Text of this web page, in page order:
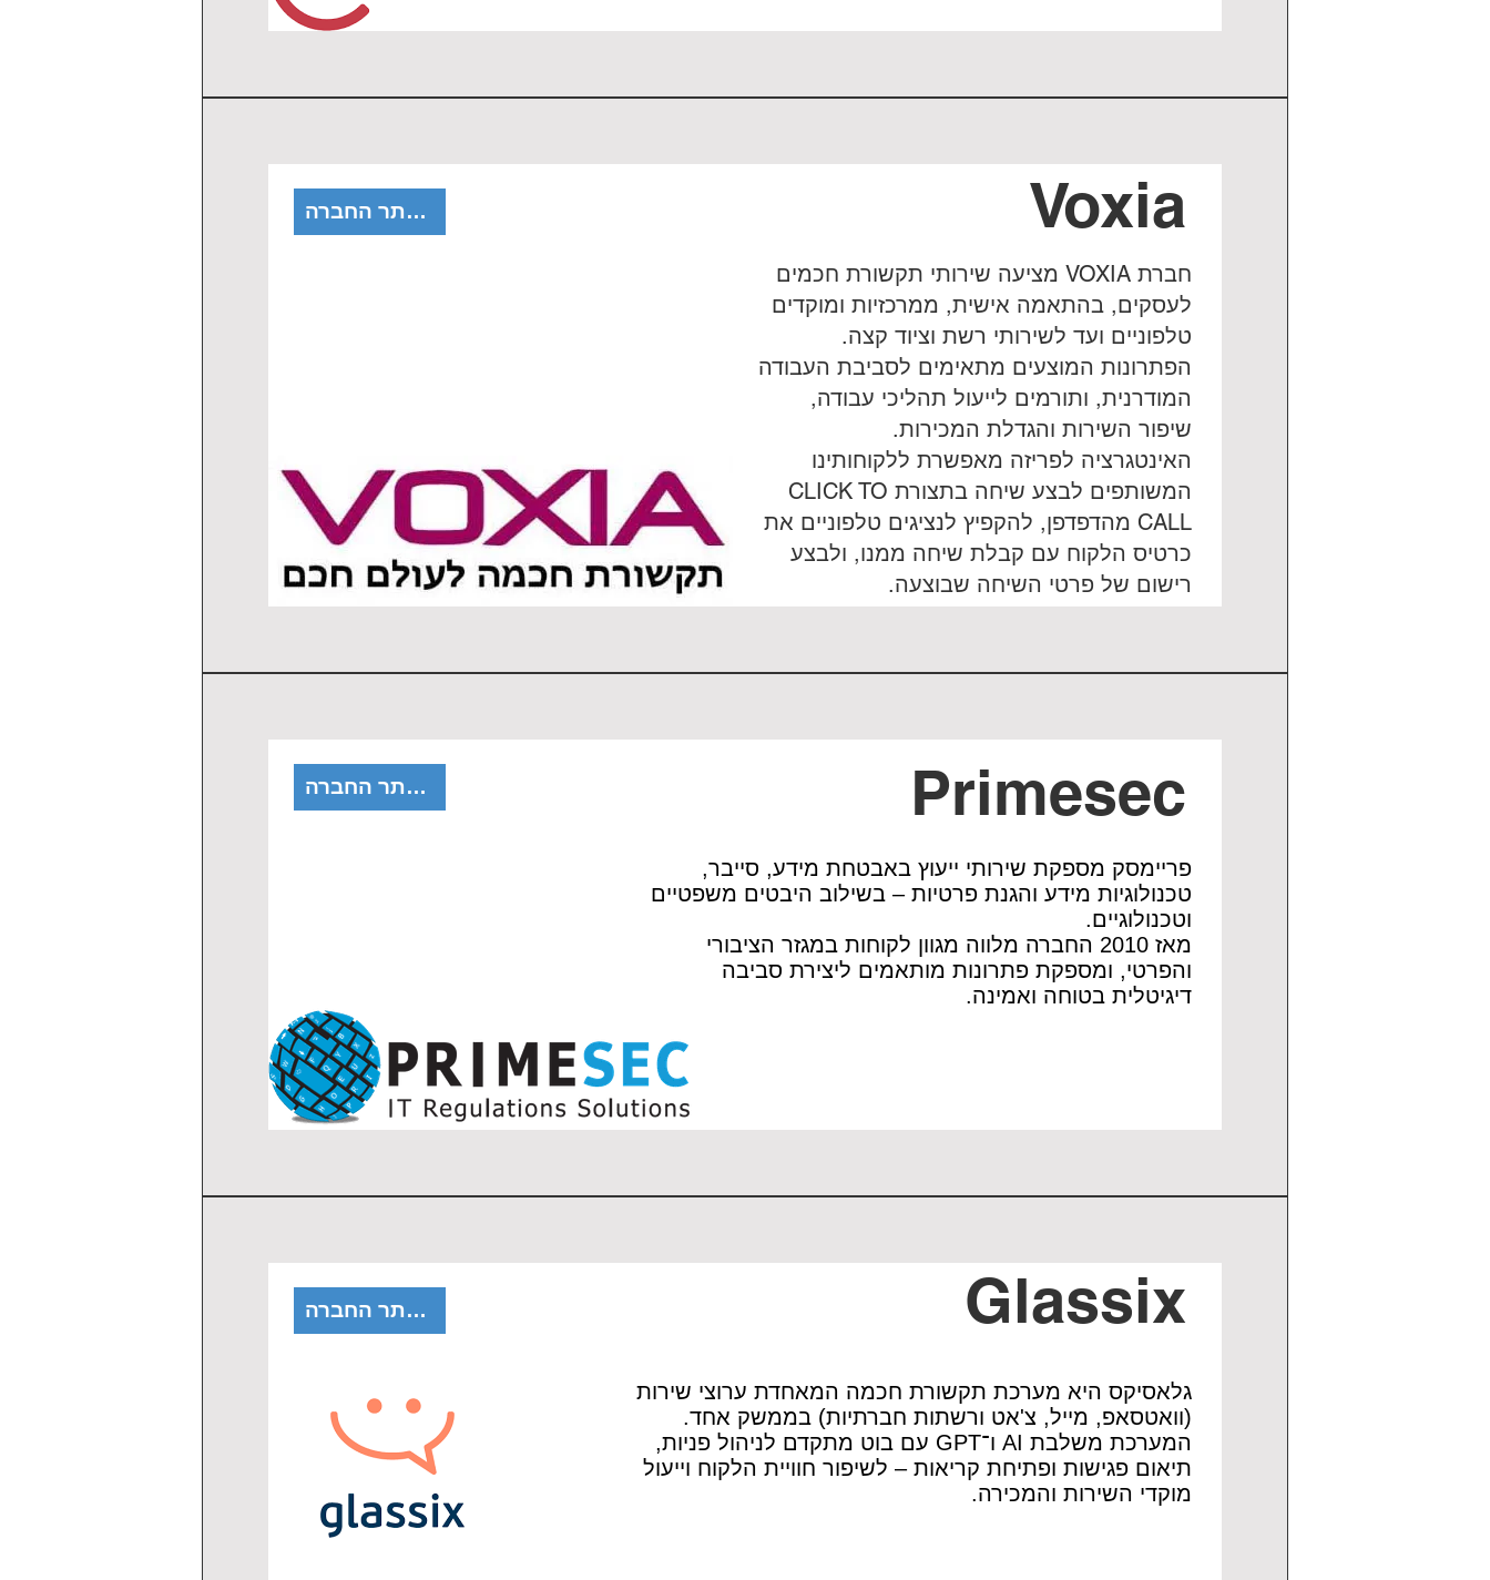
לאתר החברה Voxia
חברת VOXIA מציעה שירותי תקשורת חכמים
לעסקים, בהתאמה אישית, ממרכזיות ומוקדים
טלפוניים ועד לשירותי רשת וציוד קצה.
הפתרונות המוצעים מתאימים לסביבת העבודה
המודרנית, ותורמים לייעול תהליכי עבודה,
שיפור השירות והגדלת המכירות.
האינטגרציה לפריזה מאפשרת ללקוחותינו
המשותפים לבצע שיחה בתצורת CLICK TO
CALL מהדפדפן, להקפיץ לנציגים טלפוניים את
כרטיס הלקוח עם קבלת שיחה ממנו, ולבצע
רישום של פרטי השיחה שבוצעה.
לאתר החברה Primesec
פריימסק מספקת שירותי ייעוץ באבטחת מידע, סייבר,
טכנולוגיות מידע והגנת פרטיות – בשילוב היבטים משפטיים
וטכנולוגיים.
מאז 2010 החברה מלווה מגוון לקוחות במגזר הציבורי
והפרטי, ומספקת פתרונות מותאמים ליצירת סביבה
דיגיטלית בטוחה ואמינה.
לאתר החברה Glassix
גלאסיקס היא מערכת תקשורת חכמה המאחדת ערוצי שירות
(וואטסאפ, מייל, צ'אט ורשתות חברתיות) בממשק אחד.
המערכת משלבת AI ו־GPT עם בוט מתקדם לניהול פניות,
תיאום פגישות ופתיחת קריאות – לשיפור חוויית הלקוח וייעול
מוקדי השירות והמכירה.